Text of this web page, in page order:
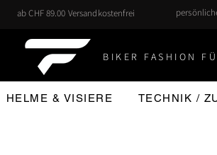
ab CHF 89.00 Versandkostenfrei
BIKER FASHION
HELME & VISIERE TECHNIK /